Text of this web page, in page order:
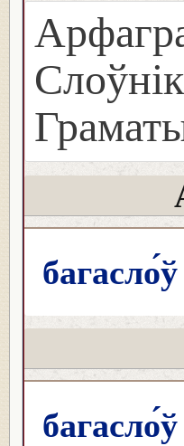
багасло́ў
багасло́ў